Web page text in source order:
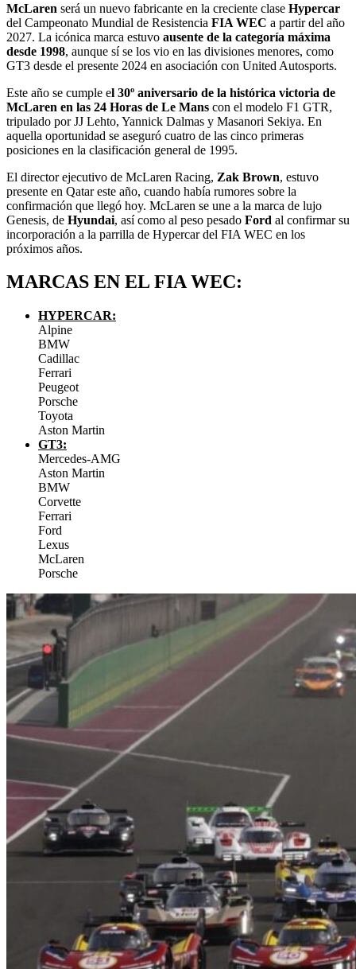
McLaren será un nuevo fabricante en la creciente clase Hypercar
del Campeonato Mundial de Resistencia FIA WEC a partir del año
2027. La icónica marca estuvo ausente de la categoría máxima
desde 1998, aunque sí se los vio en las divisiones menores, como
GT3 desde el presente 2024 en asociación con United Autosports.
Este año se cumple el 30º aniversario de la histórica victoria de
McLaren en las 24 Horas de Le Mans con el modelo F1 GTR,
tripulado por JJ Lehto, Yannick Dalmas y Masanori Sekiya. En
aquella oportunidad se aseguró cuatro de las cinco primeras
posiciones en la clasificación general de 1995.
El director ejecutivo de McLaren Racing, Zak Brown, estuvo
presente en Qatar este año, cuando había rumores sobre la
confirmación que llegó hoy. McLaren se une a la marca de lujo
Genesis, de Hyundai, así como al peso pesado Ford al confirmar su
incorporación a la parrilla de Hypercar del FIA WEC en los
próximos años.
MARCAS EN EL FIA WEC:
HYPERCAR:
Alpine
BMW
Cadillac
Ferrari
Peugeot
Porsche
Toyota
Aston Martin
GT3:
Mercedes-AMG
Aston Martin
BMW
Corvette
Ferrari
Ford
Lexus
McLaren
Porsche